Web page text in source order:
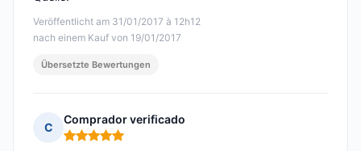
Veröffentlicht am 31/01/2017 à 12h12
nach einem Kauf von 19/01/2017
Übersetzte Bewertungen
C
Comprador verificado
Hinweis: 5 von 5